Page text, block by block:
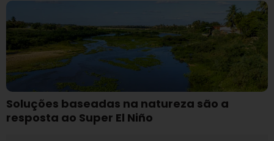
Soluções baseadas na natureza são a
resposta ao Super El Niño